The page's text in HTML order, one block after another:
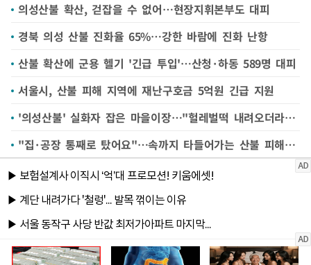
의성산불 확산, 걷잡을 수 없어…현장지휘본부도 대피
경북 의성 산불 진화율 65%…강한 바람에 진화 난항
산불 확산에 군용 헬기 '긴급 투입'…산청·하동 589명 대피
서울시, 산불 피해 지역에 재난구호금 5억원 긴급 지원
'의성산불' 실화자 잡은 마을이장…"헐레벌떡 내려오더라구요"
"집·공장 통째로 탔어요"…속까지 타들어가는 산불 피해 주민들